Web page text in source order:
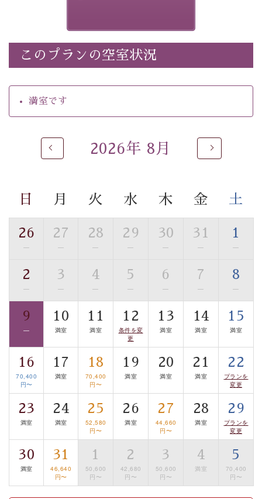
いう昔の暦による料理表現）
・朝食はこだわりの味噌汁をはじめとした和定食
【温泉】
自家源泉「美翠源泉」は酸化の進みが遅く新鮮で若返り
るご入浴をお愉しみください。
■お座敷風呂（大浴場）
す。
■貸切温泉風呂 （40分無料）
眺望はございませんが、源泉掛け流しの温泉の質を楽し
トな空間をお愉しみください。
【旅】
■諏訪大社4社を巡る無料参拝バス
豊富な知識を持ったドライバー兼ガイドが諏訪大社をご
案内します。事前ご予約制ですので、ご利用ご希望の方
は【3日前まで】にお電話ください。
※交通規制などにより運行できない日がございます
※年末年始及び御柱祭前後は運行しておりません
以上がプラン内容です。
上諏訪温泉“しんゆ”なら諏訪大社など歴史ある諏訪の街
で心癒されます。 清らかな源泉、自然の恵みあるお食
事、諏訪湖に包まれるお部屋、 大人のたしなみを感じて
いただける、美しく癒される宿で贅沢に幸せのときを安
このプランの空室状況
満室です
2026年 8月
日 月 火 水 木 金 土
26
—
27
—
28
—
29
—
30
—
31
—
1
—
2
—
3
—
4
—
5
—
6
—
7
—
8
—
9
—
10
満室
11
満室
12
条件を変
更
13
満室
14
満室
15
満室
16
70,400
円〜
17
満室
18
70,400
円〜
19
満室
20
満室
21
満室
22
プランを
変更
23
満室
24
満室
25
52,580
円〜
26
満室
27
44,660
円〜
28
満室
29
プランを
変更
30
満室
31
46,640
円〜
1
50,600
円〜
2
42,680
円〜
3
50,600
円〜
4
満室
5
70,400
円〜